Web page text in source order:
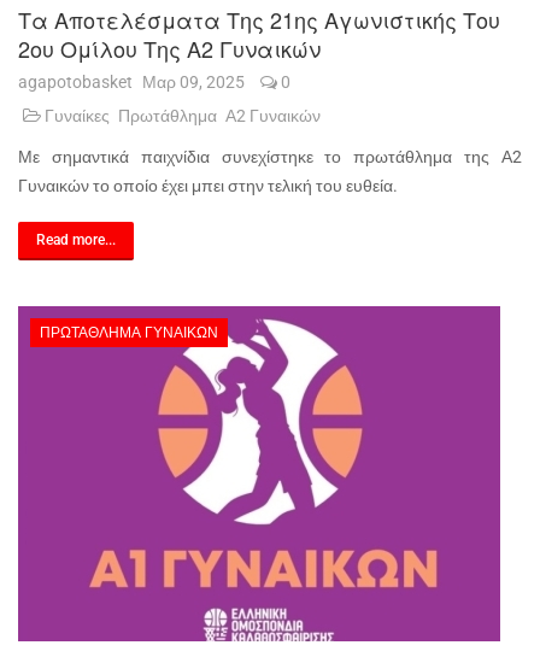
Τα Αποτελέσματα Της 21ης Αγωνιστικής Του
2ου Ομίλου Της Α2 Γυναικών
agapotobasket Μαρ 09, 2025
0
Γυναίκες Πρωτάθλημα Α2 Γυναικών
Με σημαντικά παιχνίδια συνεχίστηκε το πρωτάθλημα της Α2
Γυναικών το οποίο έχει μπει στην τελική του ευθεία.
Read more...
ΠΡΩΤΆΘΛΗΜΑ ΓΥΝΑΙΚΏΝ